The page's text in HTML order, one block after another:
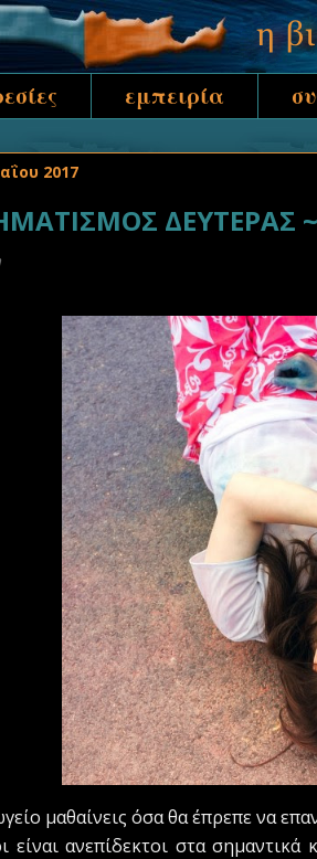
εμπειρία
2017
ΔΕΥΤΕΡΑΣ ~
μαθαίνεις όσα θα έπρεπε να
είναι ανεπίδεκτοι στα